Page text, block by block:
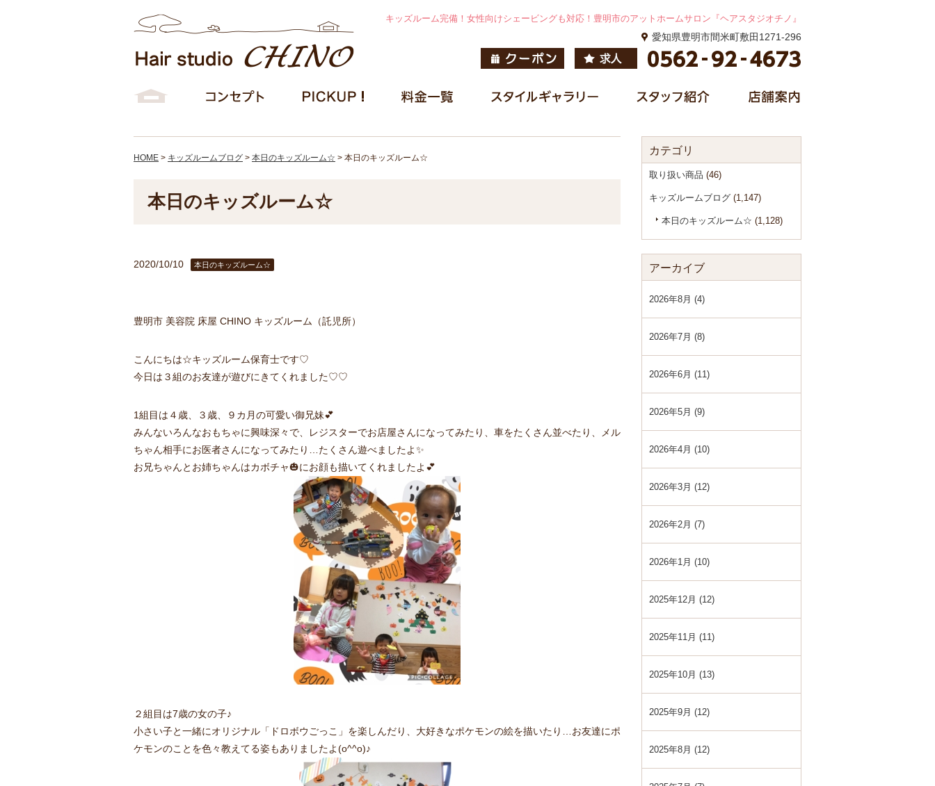
キッズルーム完備！女性向けシェービングも対応！豊明市のアットホームサロン『ヘアスタジオチノ』
愛知県豊明市間米町敷田1271-296
HOME > キッズルームブログ > 本日のキッズルーム☆ > 本日のキッズルーム☆
本日のキッズルーム☆
2020/10/10 本日のキッズルーム☆
豊明市 美容院 床屋 CHINO キッズルーム（託児所）
こんにちは☆キッズルーム保育士です♡
今日は３組のお友達が遊びにきてくれました♡♡
1組目は４歳、３歳、９カ月の可愛い御兄妹💕
みんないろんなおもちゃに興味深々で、レジスターでお店屋さんになってみたり、車をたくさん並べたり、メル
ちゃん相手にお医者さんになってみたり…たくさん遊べましたよ✨
お兄ちゃんとお姉ちゃんはカボチャ🎃にお顔も描いてくれましたよ💕
２組目は7歳の女の子♪
小さい子と一緒にオリジナル「ドロボウごっこ」を楽しんだり、大好きなポケモンの絵を描いたり…お友達にポ
ケモンのことを色々教えてる姿もありましたよ(o^^o)♪
カテゴリ
取り扱い商品 (46)
キッズルームブログ (1,147)
本日のキッズルーム☆ (1,128)
アーカイブ
2026年8月 (4)
2026年7月 (8)
2026年6月 (11)
2026年5月 (9)
2026年4月 (10)
2026年3月 (12)
2026年2月 (7)
2026年1月 (10)
2025年12月 (12)
2025年11月 (11)
2025年10月 (13)
2025年9月 (12)
2025年8月 (12)